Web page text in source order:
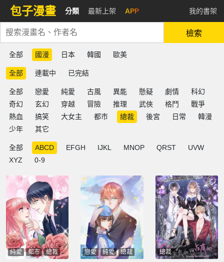
包子漫畫 分類 最新上架 APP 我的書架
檢索
全部 國漫 日本 韓國 歐美
全部 連載中 已完結
全部 戀愛 純愛 古風 異能 懸疑 劇情
科幻
奇幻
玄幻 穿越 冒險 推理 武俠 格鬥
戰爭
熱血
搞笑 大女主 都市 總裁 後宮 日常
韓漫
少年
其它
全部 ABCD EFGH IJKL MNOP QRST
UVW
XYZ
0-9
純愛 都市 總裁 戀愛 純愛 總裁 總裁